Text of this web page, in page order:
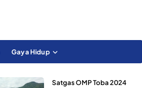
Gaya Hidup
Satgas OMP Toba 2024